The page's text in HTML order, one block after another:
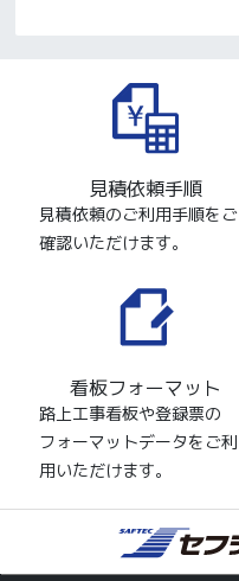
見積依頼手順
見積依頼のご利用手順をご
確認いただけます。
看板フォーマット
路上工事看板や登録票の
フォーマットデータをご利
用いただけます。